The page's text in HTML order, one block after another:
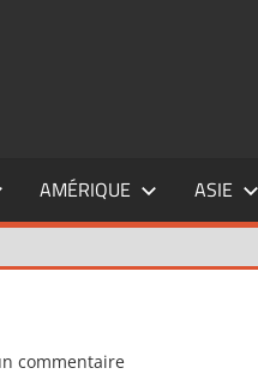
AMÉRIQUE ASIE
commentaire